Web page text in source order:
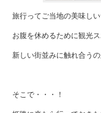
旅行ってご当地の美味し
お腹を休めるために観光
新しい街並みに触れ合う
そこで・・・！